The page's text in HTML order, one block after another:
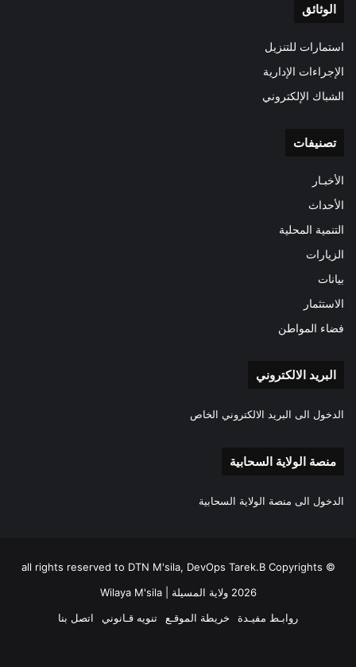
الوثائق
استمارات للتنزيل
الإجراءات الإدارية
الشباك الإلكتروني
تصنيفات
الأخبـار
الأحداث
التنمية المحلية
الزيارات
بيانات
الاستثمار
فضاء المواطن
البريد الالكتروني
الدخول الى البريد الالكتروني الخاص
منصة الولاية السحابية
الدخول الى منصة الولاية السحابية
all rights reserved to DTN M'sila, DevOps Tarek.B Copyrights ©
2026 ولاية المسيلة | Wilaya M'sila
روابـط مفيـدة
خريطة الموقـع تنويه قـانوني اتصل بنا